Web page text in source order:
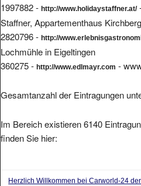
1997882 - http://www.holidaystaffner.at/
Staffner, Appartementhaus
2820796 - http://
Lochmühle in Eigeltingen
360275 - http://www.edlmayr.com -
Gesamtanzahl der Eintragungen
Im Bereich existieren 6140
finden Sie hier:
Herzlich Willkommen bei Carworld-24